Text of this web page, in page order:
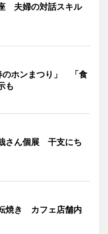
夫婦の対話スキル
のホンまつり」 「食
も
さん個展 干支にち
焼き カフェ店舗内